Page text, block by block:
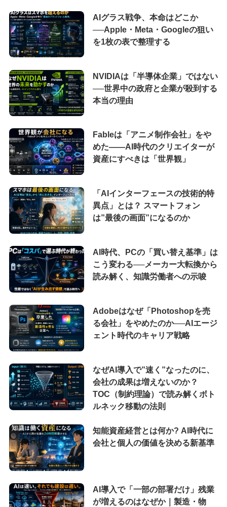
AIグラス戦争、本命はどこか
──Apple・Meta・Googleの狙い
を1枚の表で整理する
NVIDIAは「半導体企業」ではない
──世界中の政府と企業が殺到する
本当の理由
Fableは「アニメ制作会社」をや
めた――AI時代のクリエイターが
資産にすべきは「世界観」
「AIインターフェースの技術的特
異点」とは？ スマートフォン
は”最後の画面”になるのか
AI時代、PCの「買い替え基準」は
こう変わる──メーカー大転換から
読み解く、知識労働者への示唆
Adobeはなぜ「Photoshopを売
る会社」をやめたのか──AIエージ
ェント時代のキャリア戦略
なぜAI導入で”速く”なったのに、
会社の成果は増えないのか？
TOC（制約理論）で読み解くボト
ルネック移動の法則
知能資産経営とは何か? AI時代に
会社と個人の価値を決める新基準
AI導入で「一部の部署だけ」残業
が増えるのはなぜか｜製造・物